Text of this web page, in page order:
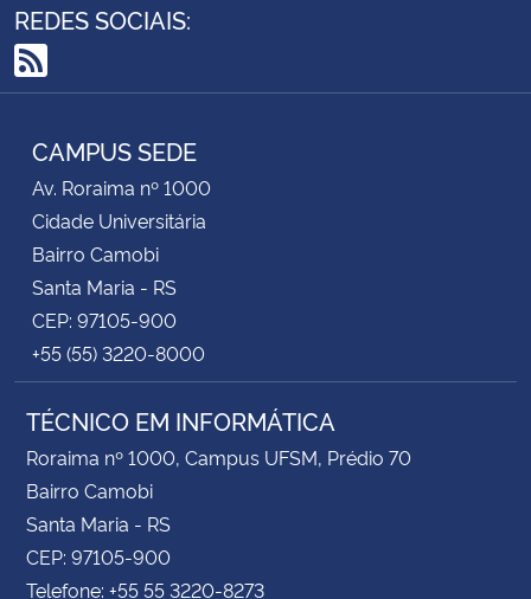
REDES SOCIAIS:
RSS
CAMPUS SEDE
Av. Roraima nº 1000
Cidade Universitária
Bairro Camobi
Santa Maria - RS
CEP: 97105-900
+55 (55) 3220-8000
TÉCNICO EM INFORMÁTICA
Roraima nº 1000, Campus UFSM, Prédio 70
Bairro Camobi
Santa Maria - RS
CEP: 97105-900
Telefone: +55 55 3220-8273